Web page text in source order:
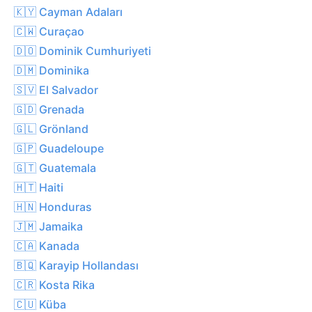
🇰🇾 Cayman Adaları
🇨🇼 Curaçao
🇩🇴 Dominik Cumhuriyeti
🇩🇲 Dominika
🇸🇻 El Salvador
🇬🇩 Grenada
🇬🇱 Grönland
🇬🇵 Guadeloupe
🇬🇹 Guatemala
🇭🇹 Haiti
🇭🇳 Honduras
🇯🇲 Jamaika
🇨🇦 Kanada
🇧🇶 Karayip Hollandası
🇨🇷 Kosta Rika
🇨🇺 Küba